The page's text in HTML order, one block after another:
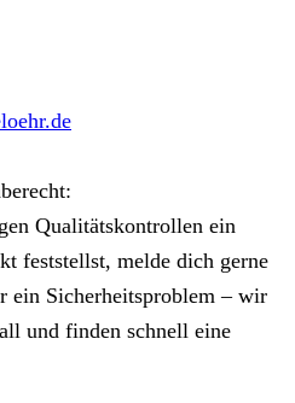
Qualitätskontrollen ein
feststellst, melde dich gerne
ein Sicherheitsproblem – wir
und finden schnell eine